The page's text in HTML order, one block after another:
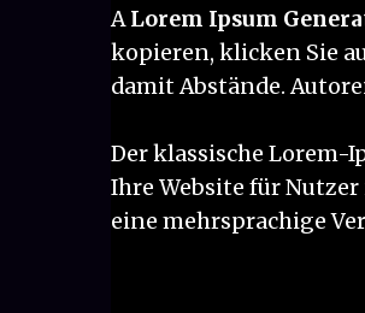
ALorem Ipsum
kopieren, klicken Sie
damit Abstände.
Der klassische Lorem-
Ihre Website für
eine mehrsprachige